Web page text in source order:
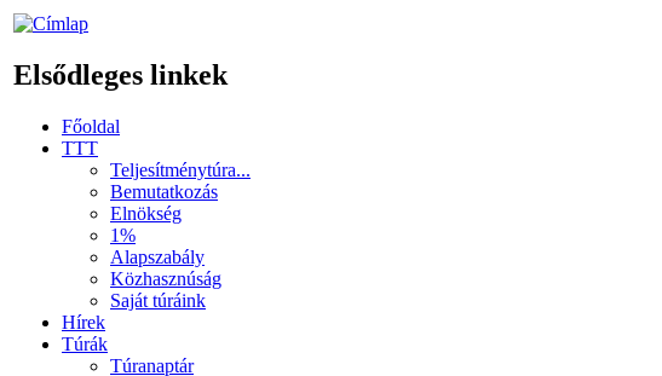
Elsődleges linkek
Főoldal
TTT
Teljesítménytúra...
Bemutatkozás
Elnökség
1%
Alapszabály
Közhasznúság
Saját túráink
Hírek
Túrák
Túranaptár